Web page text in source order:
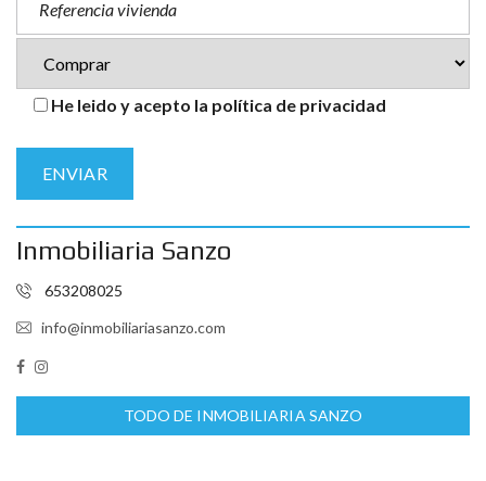
He leido y acepto la política de privacidad
Inmobiliaria Sanzo
653208025
info@inmobiliariasanzo.com
TODO DE INMOBILIARIA SANZO